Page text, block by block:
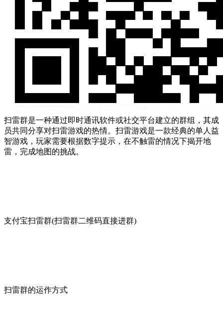
扫雷群是一种通过即时通讯软件或社交平台建立的群组，其成
员共同分享对扫雷游戏的热情。扫雷游戏是一款经典的单人益
智游戏，玩家需要根据数字提示，在不触雷的情况下揭开地
雷，完成地图的挑战。
支付宝扫雷群(扫雷群二维码直接进群)
扫雷群的运作方式